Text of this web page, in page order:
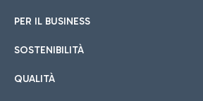
PER IL BUSINESS
SOSTENIBILITÀ
QUALITÀ